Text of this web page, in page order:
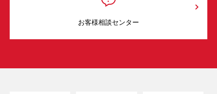
お客様相談センター